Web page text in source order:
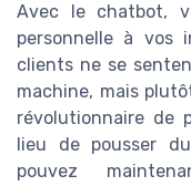
Avec le chatbot,
personnelle à vos
clients ne se
machine, mais
révolutionnaire de
lieu de pousser
pouvez